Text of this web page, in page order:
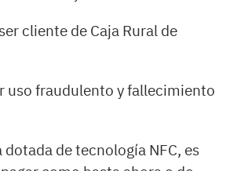
cliente de Caja Rural de
uso fraudulento y fallecimiento
de tecnología NFC, es